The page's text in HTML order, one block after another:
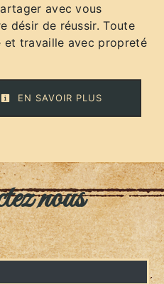
avec vous
désir de réussir. Toute
et travaille avec propreté
EN SAVOIR PLUS
nous